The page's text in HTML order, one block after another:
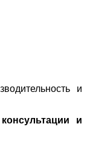
и
и